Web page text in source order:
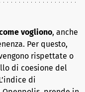
vogliono, anche
Per questo,
rispettate o
di coesione del
di